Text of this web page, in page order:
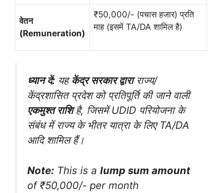
वेतन
(Remuneration)
₹50,000/- (पचास हजार) प्रति
माह (इसमें TA/DA शामिल है)
ध्यान दें: यह केंद्र सरकार द्वाराराज्य/
केंद्रशासित प्रदेश को प्रतिपूर्ति की जाने वाली
एकमुश्त राशिहै, जिसमें UDID परियोजना के
संबंध में राज्य के भीतर यात्रा के लिए TA/DA
आदि शामिल हैं।
Note: This is a lump sum amount
of ₹50,000/- per month